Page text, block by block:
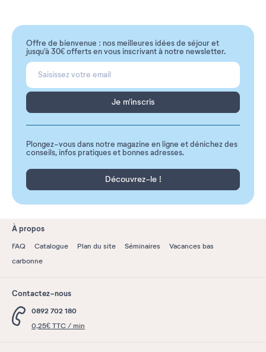
Offre de bienvenue : nos meilleures idées de séjour et
jusqu'à 30€ offerts en vous inscrivant à notre newsletter.
Je m'inscris
Plongez-vous dans notre magazine en ligne et dénichez des
conseils, infos pratiques et bonnes adresses.
Découvrez-le !
À propos
FAQ Catalogue Plan du site Séminaires
Vacances bas
carbonne
Contactez-nous
0892 702 180
0,25€ TTC / min